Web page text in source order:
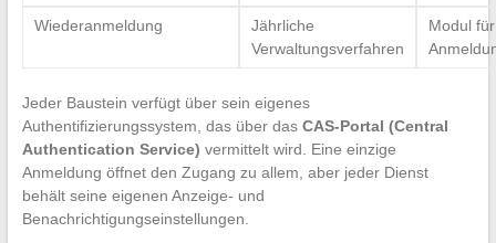
Wiederanmeldung
Jährliche
Verwaltungsverfahren
Modul
Jeder Baustein verfügt über sein eigenes
Authentifizierungssystem, das über das CAS-Portal (Central
Authentication Service) vermittelt wird. Eine einzige
Anmeldung öffnet den Zugang zu allem, aber jeder Dienst
behält seine eigenen Anzeige- und
Benachrichtigungseinstellungen.